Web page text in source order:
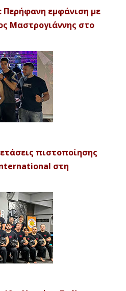
εμφάνιση με
Μαστρογιάννης στο
πιστοποίησης
στη